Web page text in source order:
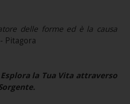
delle forme ed è la causa
Pitagora
Esplora la Tua Vita attraverso